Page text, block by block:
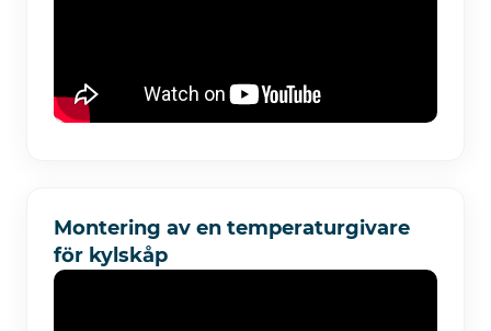
Montering av en temperaturgivare
för kylskåp